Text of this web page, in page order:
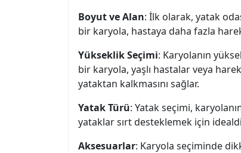
Boyut ve Alan: İlk olarak, yatak
bir karyola, hastaya daha fazla
Yükseklik Seçimi: Karyolanın
bir karyola, yaşlı hastalar veya
yataktan kalkmasını sağlar.
Yatak Türü: Yatak seçimi,
yataklar sırt desteklemek için
Aksesuarlar: Karyola seçiminde